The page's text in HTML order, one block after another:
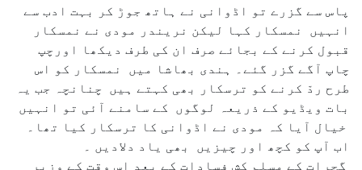
پاس سے گزرے تو اڈوانی نے ہاتھ جوڑ کر بہت ادب سے
انہیں نمسکار کہا لیکن نریندر مودی نے نمسکار
قبول کرنے کے بجائے صرف ان کی طرف دیکھا اورچپ
چاپ آگے گزر گئے۔ ہندی بھاشا میں نمسکار کو اس
طرح ردّ کرنے کو ترسکار بھی کہتے ہیں چنانچہ جب یہ
بات ویڈیو کے ذریعہ لوگوں کے سامنے آئی تو انہیں
خیال آیا کہ مودی نے اڈوانی کا ترسکار کیا تھا۔
اب آپ کو کچھ اور چیزیں بھی یاد دلادیں ۔
گجرات کے مسلم کش فسادات کے بعد اس وقت کے وزیر